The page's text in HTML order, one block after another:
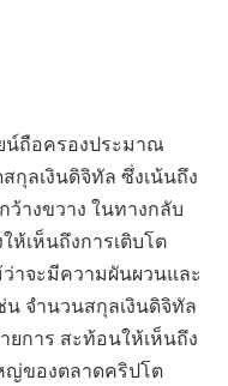
น์ถือครองประมาณ
กุลเงินดิจิทัล ซึ่งเน้นถึง
างขวาง ในทางกลับ
ห้เห็นถึงการเติบโต
าจะมีความผันผวนและ
น จำนวนสกุลเงินดิจิทัล
ยการ สะท้อนให้เห็นถึง
ญ่ของตลาดคริปโต